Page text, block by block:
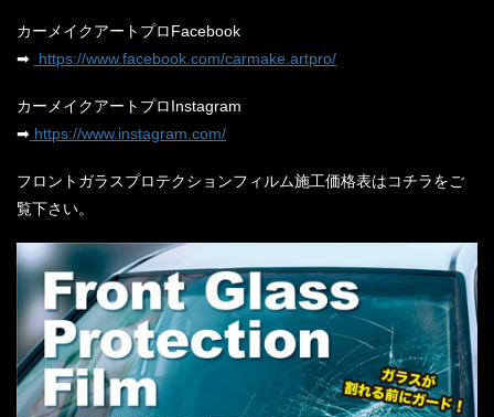
カーメイクアートプロFacebook
➡ https://www.facebook.com/carmake.artpro/
カーメイクアートプロInstagram
➡ https://www.instagram.com/
フロントガラスプロテクションフィルム施工価格表はコチラをご
覧下さい。